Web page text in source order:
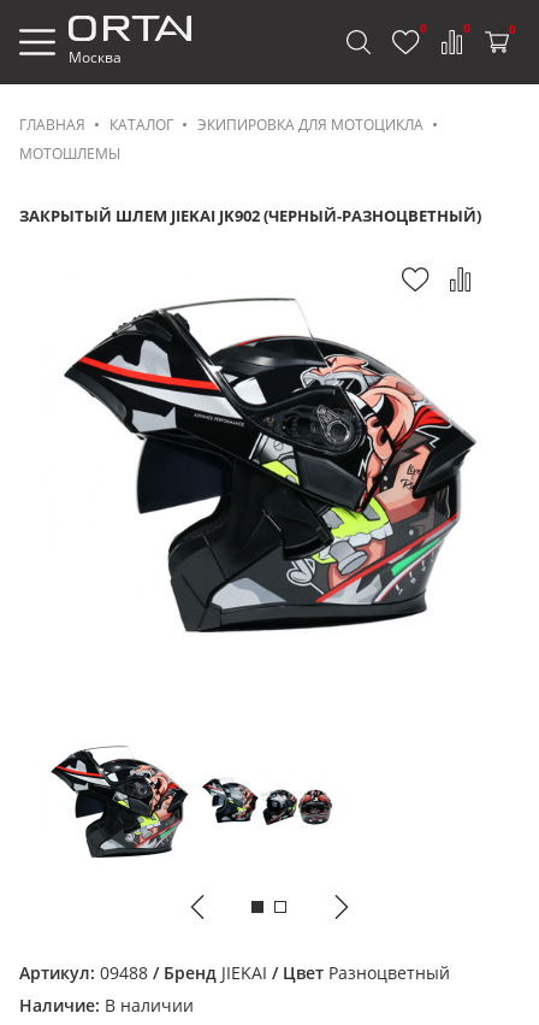
Москва
0 0 0
ГЛАВНАЯ КАТАЛОГ
ЭКИПИРОВКА ДЛЯ МОТОЦИКЛА
МОТОШЛЕМЫ
ЗАКРЫТЫЙ ШЛЕМ JIEKAI JK902 (ЧЕРНЫЙ-РАЗНОЦВЕТНЫЙ)
Артикул: 09488 / Бренд JIEKAI / Цвет Разноцветный
Наличие: В наличии